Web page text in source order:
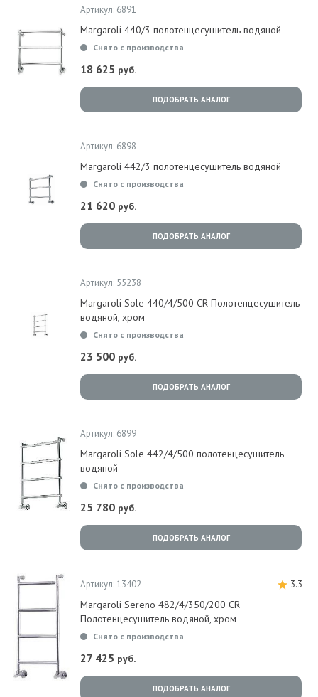
Артикул: 6891
Margaroli 440/3 полотенцесушитель водяной
Снято с производства
18 625 руб.
ПОДОБРАТЬ АНАЛОГ
Артикул: 6898
Margaroli 442/3 полотенцесушитель водяной
Снято с производства
21 620 руб.
ПОДОБРАТЬ АНАЛОГ
Артикул: 55238
Margaroli Sole 440/4/500 CR Полотенцесушитель
водяной, хром
Снято с производства
23 500 руб.
ПОДОБРАТЬ АНАЛОГ
Артикул: 6899
Margaroli Sole 442/4/500 полотенцесушитель
водяной
Снято с производства
25 780 руб.
ПОДОБРАТЬ АНАЛОГ
Артикул: 13402 3.3
Margaroli Sereno 482/4/350/200 CR
Полотенцесушитель водяной, хром
Снято с производства
27 425 руб.
ПОДОБРАТЬ АНАЛОГ